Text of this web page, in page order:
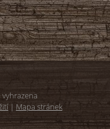
vyhrazena
| Mapa stránek